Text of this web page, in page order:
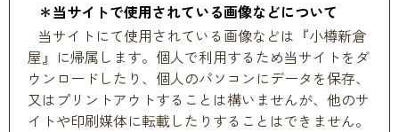
＊当サイトで使用されている画像などについて
当サイトにて使用されている画像などは『小樽新倉
屋』に帰属します。個人で利用するため当サイトをダ
ウンロードしたり、個人のパソコンにデータを保存、
又はプリントアウトすることは構いませんが、他のサ
イトや印刷媒体に転載したりすることはできません。